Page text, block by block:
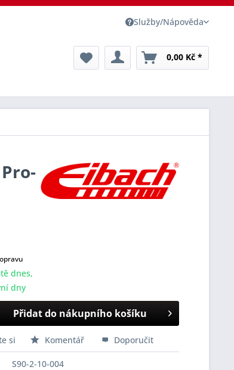
Služby/Nápověda
0,00 Kč *
dnes,
dny
Přidat do nákupního košíku
si Komentář Doporučit
S90-2-10-004